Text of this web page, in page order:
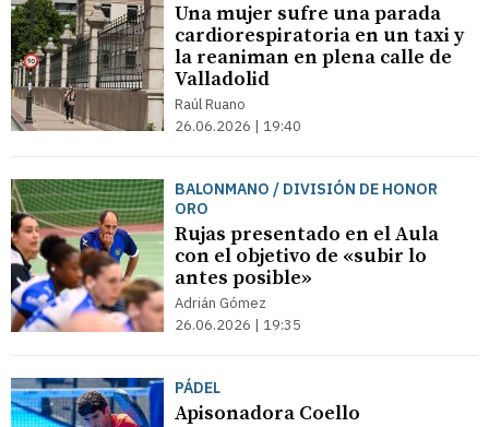
Una mujer sufre una parada
cardiorespiratoria en un taxi y
la reaniman en plena calle de
Valladolid
Raúl Ruano
26.06.2026 | 19:40
BALONMANO / DIVISIÓN DE HONOR
ORO
Rujas presentado en el Aula
con el objetivo de «subir lo
antes posible»
Adrián Gómez
26.06.2026 | 19:35
PÁDEL
Apisonadora Coello